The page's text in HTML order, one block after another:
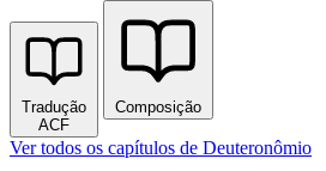
Tradução
ACF
Composição
Ver todos os capítulos de Deuteronômio